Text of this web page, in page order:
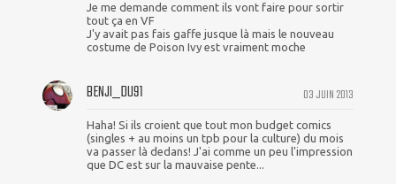
Je me demande comment ils vont faire pour sortir
tout ça en VF
J'y avait pas fais gaffe jusque là mais le nouveau
costume de Poison Ivy est vraiment moche
03 JUIN 2013
BENJI_DU91
Haha! Si ils croient que tout mon budget comics
(singles + au moins un tpb pour la culture) du mois
va passer là dedans! J'ai comme un peu l'impression
que DC est sur la mauvaise pente...